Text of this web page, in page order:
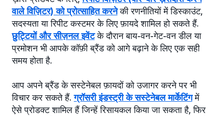
वाले विज़िटर) को प्रोत्साहित करनेकी रणनीतियों में डिस्काउंट,
सदस्यता या रिपीट कस्टमर के लिए फ़ायदे शामिल हो सकते हैं.
छुट्टियों और सीज़नल इवेंटके दौरान बाय-वन-गेट-वन डील या
प्रमोशन भी आपके कॉफ़ी ब्रैंड को आगे बढ़ाने के लिए एक सही
समय होता है.
आप अपने ब्रैंड के सस्टेनेबल फ़ायदों को उजागर करने पर भी
विचार कर सकते हैं.ग्रॉसरी इंडस्ट्री के सस्टेनेबल मार्केटिंगमें
ऐसे प्रोडक्ट शामिल हैं जिन्हें रिसायकल किया जा सकता है, फिर